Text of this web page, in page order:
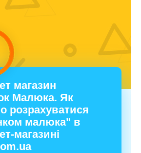
магазин
Малюка. Як
розрахуватися
малюка" в
магазині